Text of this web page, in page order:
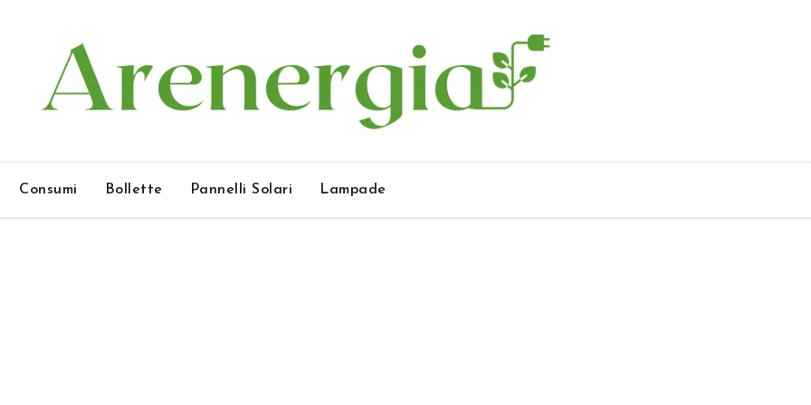
Consumi Bollette Pannelli Solari Lampade